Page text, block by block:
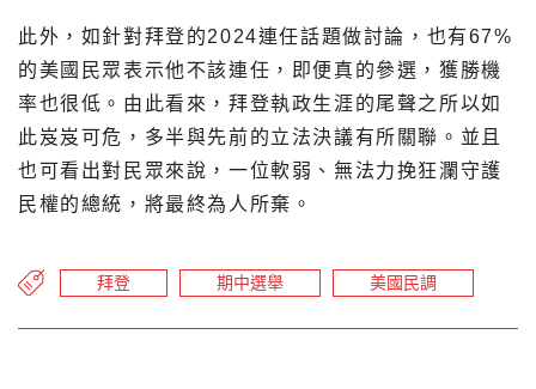
此外，如針對拜登的2024連任話題做討論，也有67%
的美國民眾表示他不該連任，即便真的參選，獲勝機
率也很低。由此看來，拜登執政生涯的尾聲之所以如
此岌岌可危，多半與先前的立法決議有所關聯。並且
也可看出對民眾來說，一位軟弱、無法力挽狂瀾守護
民權的總統，將最終為人所棄。
拜登 期中選舉 美國民調